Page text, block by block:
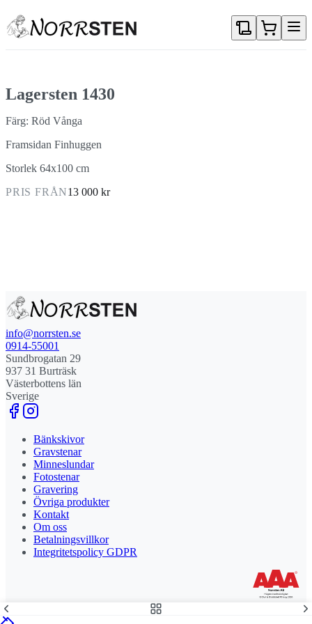
Lagersten 1430
Färg: Röd Vånga
Framsidan Finhuggen
Storlek 64x100 cm
PRIS FRÅN13 000 kr
info@norrsten.se
0914-55001
Sundbrogatan 29
937 31 Burträsk
Västerbottens län
Sverige
Bänkskivor
Gravstenar
Minneslundar
Fotostenar
Gravering
Övriga produkter
Kontakt
Om oss
Betalningsvillkor
Integritetspolicy GDPR
Stolt leverantör och delägare till Steny AB